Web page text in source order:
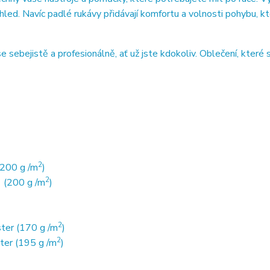
Navíc padlé rukávy přidávají komfortu a volnosti pohybu,
sebejistě a profesionálně, ať už jste kdokoliv. Oblečení, které
g /m2)
g /m2)
(170 g /m2)
(195 g /m2)